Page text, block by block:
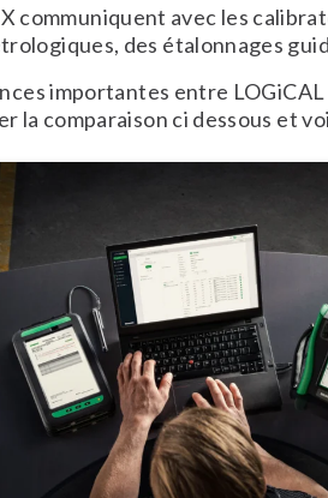
communiquent avec les
des étalonnages
importantes entre
la comparaison ci dessous et